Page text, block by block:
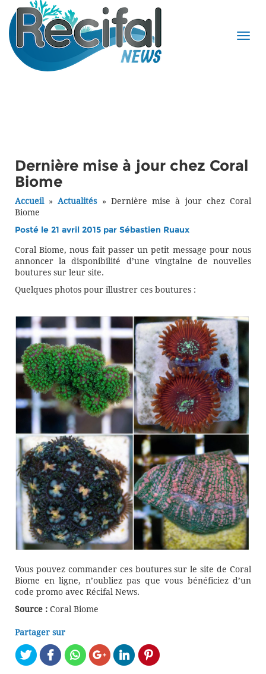
Dernière mise à jour chez Coral
Biome
Accueil»Actualités» Dernière mise à jour chez Coral
Biome
Posté le 21 avril 2015 par Sébastien Ruaux
Coral Biome, nous fait passer un petit message pour nous
annoncer la disponibilité d’une vingtaine de nouvelles
boutures sur leur site.
Quelques photos pour illustrer ces boutures :
Vous pouvez commander ces boutures sur le site de Coral
Biome en ligne, n’oubliez pas que vous bénéficiez d’un
code promo avec Récifal News.
Source : Coral Biome
Partager sur